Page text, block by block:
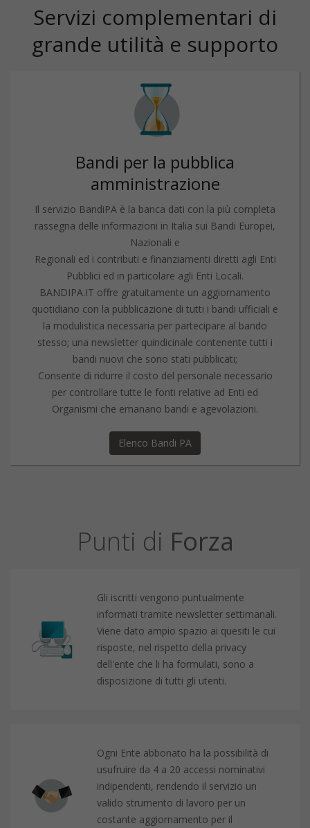
Servizi complementari di
grande utilità e supporto
Bandi per la pubblica
amministrazione
Il servizio BandiPA è la banca dati con la più completa
rassegna delle informazioni in Italia sui Bandi Europei,
Nazionali e
Regionali ed i contributi e finanziamenti diretti agli Enti
Pubblici ed in particolare agli Enti Locali.
BANDIPA.IT offre gratuitamente un aggiornamento
quotidiano con la pubblicazione di tutti i bandi ufficiali e
la modulistica necessaria per partecipare al bando
stesso; una newsletter quindicinale contenente tutti i
bandi nuovi che sono stati pubblicati;
Consente di ridurre il costo del personale necessario
per controllare tutte le fonti relative ad Enti ed
Organismi che emanano bandi e agevolazioni.
Elenco Bandi PA
Punti di Forza
Gli iscritti vengono puntualmente
informati tramite newsletter settimanali.
Viene dato ampio spazio ai quesiti le cui
risposte, nel rispetto della privacy
dell'ente che li ha formulati, sono a
disposizione di tutti gli utenti.
Ogni Ente abbonato ha la possibilità di
usufruire da 4 a 20 accessi nominativi
indipendenti, rendendo il servizio un
valido strumento di lavoro per un
costante aggiornamento per il